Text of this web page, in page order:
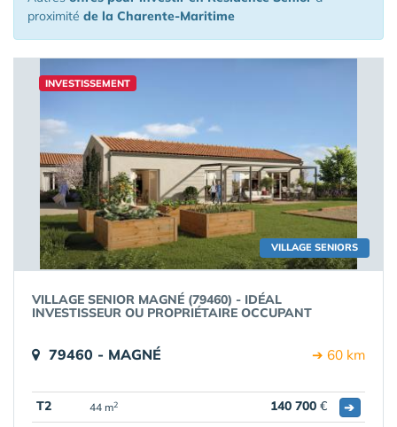
proximité de la Charente-Maritime
VILLAGE SENIORS
INVESTISSEMENT
VILLAGE SENIOR MAGNÉ (79460) - IDÉAL
INVESTISSEUR OU PROPRIÉTAIRE OCCUPANT
79460 - MAGNÉ ➔ 60 km
T2 44 m2 140 700 € ➔